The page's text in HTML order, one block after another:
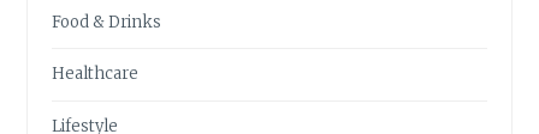
Food & Drinks
Healthcare
Lifestyle